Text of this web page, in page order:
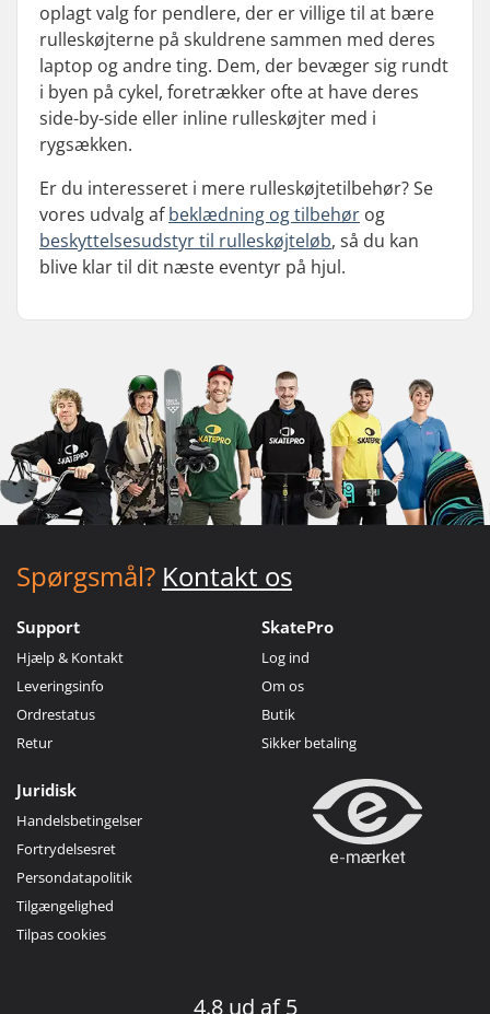
oplagt valg for pendlere, der er villige til at bære
rulleskøjterne på skuldrene sammen med deres
laptop og andre ting. Dem, der bevæger sig rundt
i byen på cykel, foretrækker ofte at have deres
side-by-side eller inline rulleskøjter med i
rygsækken.
Er du interesseret i mere rulleskøjtetilbehør? Se
vores udvalg afbeklædning og tilbehør og
beskyttelsesudstyr til rulleskøjteløb, så du kan
blive klar til dit næste eventyr på hjul.
Spørgsmål? Kontakt os
Support
Hjælp & Kontakt
Leveringsinfo
Ordrestatus
Retur
SkatePro
Log ind
Om os
Butik
Sikker betaling
Juridisk
Handelsbetingelser
Fortrydelsesret
Persondatapolitik
Tilgængelighed
Tilpas cookies
4.8 ud af 5